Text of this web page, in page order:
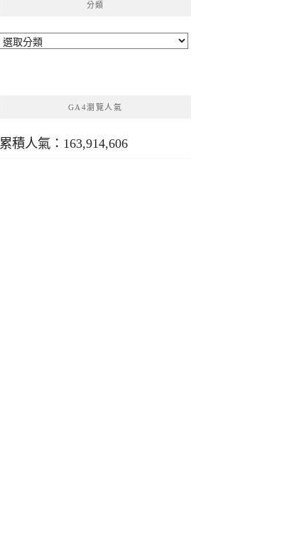
分類
分
GA4瀏覽人氣
累積人氣：163,914,606